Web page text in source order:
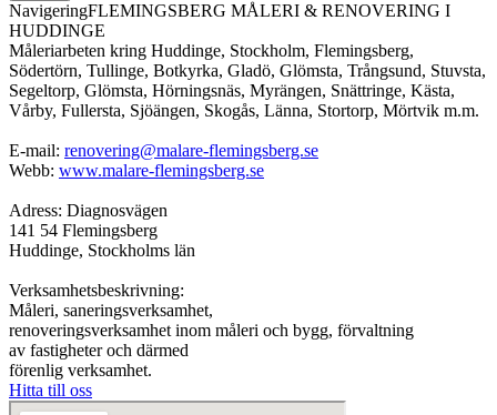
NavigeringFLEMINGSBERG MÅLERI & RENOVERING I
HUDDINGE
Måleriarbeten kring Huddinge, Stockholm, Flemingsberg,
Södertörn, Tullinge, Botkyrka, Gladö, Glömsta, Trångsund, Stuvsta,
Segeltorp, Glömsta, Hörningsnäs, Myrängen, Snättringe, Kästa,
Vårby, Fullersta, Sjöängen, Skogås, Länna, Stortorp, Mörtvik m.m.
E-mail: renovering@malare-flemingsberg.se
Webb: www.malare-flemingsberg.se
Adress: Diagnosvägen
141 54 Flemingsberg
Huddinge, Stockholms län
Verksamhetsbeskrivning:
Måleri, saneringsverksamhet,
renoveringsverksamhet inom måleri och bygg, förvaltning
av fastigheter och därmed
förenlig verksamhet.
Hitta till oss